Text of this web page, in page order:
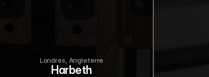
Londres, Angleterre
Harbeth